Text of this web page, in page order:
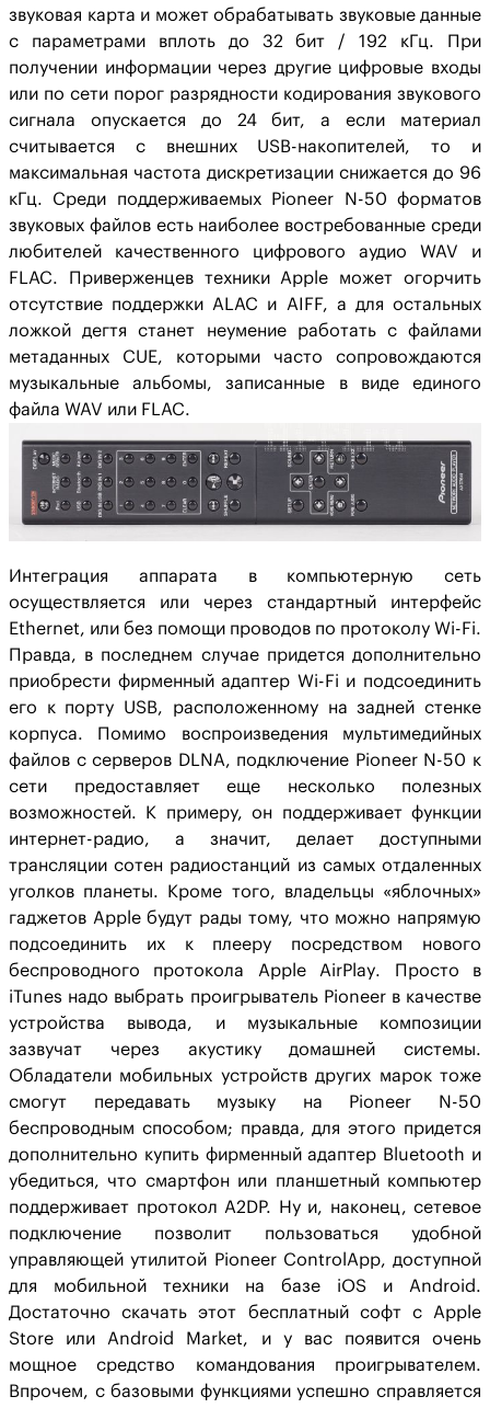
звуковая карта и может обрабатывать звуковые данные
с параметрами вплоть до 32 бит / 192 кГц. При
получении информации через другие цифровые входы
или по сети порог разрядности кодирования звукового
сигнала опускается до 24 бит, а если материал
считывается с внешних USB-накопителей, то и
максимальная частота дискретизации снижается до 96
кГц. Среди поддерживаемых Pioneer N-50 форматов
звуковых файлов есть наиболее востребованные среди
любителей качественного цифрового аудио WAV и
FLAC. Приверженцев техники Apple может огорчить
отсутствие поддержки ALAC и AIFF, а для остальных
ложкой дегтя станет неумение работать с файлами
метаданных CUE, которыми часто сопровождаются
музыкальные альбомы, записанные в виде единого
файла WAV или FLAC.
Интеграция аппарата в компьютерную сеть
осуществляется или через стандартный интерфейс
Ethernet, или без помощи проводов по протоколу Wi-Fi.
Правда, в последнем случае придется дополнительно
приобрести фирменный адаптер Wi-Fi и подсоединить
его к порту USB, расположенному на задней стенке
корпуса. Помимо воспроизведения мультимедийных
файлов с серверов DLNA, подключение Pioneer N-50 к
сети предоставляет еще несколько полезных
возможностей. К примеру, он поддерживает функции
интернет-радио, а значит, делает доступными
трансляции сотен радиостанций из самых отдаленных
уголков планеты. Кроме того, владельцы «яблочных»
гаджетов Apple будут рады тому, что можно напрямую
подсоединить их к плееру посредством нового
беспроводного протокола Apple AirPlay. Просто в
iTunes надо выбрать проигрыватель Pioneer в качестве
устройства вывода, и музыкальные композиции
зазвучат через акустику домашней системы.
Обладатели мобильных устройств других марок тоже
смогут передавать музыку на Pioneer N-50
беспроводным способом; правда, для этого придется
дополнительно купить фирменный адаптер Bluetooth и
убедиться, что смартфон или планшетный компьютер
поддерживает протокол A2DP. Ну и, наконец, сетевое
подключение позволит пользоваться удобной
управляющей утилитой Pioneer ControlApp, доступной
для мобильной техники на базе iOS и Android.
Достаточно скачать этот бесплатный софт с Apple
Store или Android Market, и у вас появится очень
мощное средство командования проигрывателем.
Впрочем, с базовыми функциями успешно справляется